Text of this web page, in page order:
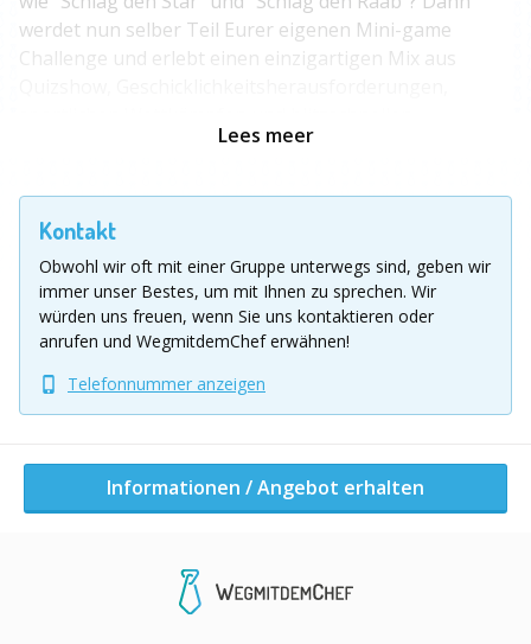
werdet nun selber Teil Eurer eigenen Mini-game
Challenge und erlebt einen einzigartigen Mix aus
Ihr startetEure einzigartige 3-stündige Bollerwagen
Tour direkt bei uns durch den benachbarten Park - bei
Regen erhaltet Ihr unser Zeltsystem kostenfrei mit
dazu! Ihr spielt in unterschiedlichen Teams und tretet
gegeneinander an. Fordert Euch gegenseitig heraus,
stärkt den Zusammenhalt und erlebt Spaß im Freien
wie nie zuvor. Seid Ihr bereit für den ultimativen
Wettbewerb in Hamburg?
voller Adrenalin und Teamgeist!
Essen und Umgebung
Lees meer
Kontakt
Obwohl wir oft mit einer Gruppe unterwegs sind, geben wir
immer unser Bestes, um mit Ihnen zu sprechen. Wir
würden uns freuen, wenn Sie uns kontaktieren oder
anrufen und WegmitdemChef erwähnen!
Telefonnummer anzeigen
Informationen / Angebot erhalten